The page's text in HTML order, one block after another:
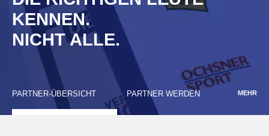
KENNEN.
NICHT ALLE.
PARTNER-ÜBERSICHT PARTNER WERDEN MEHR